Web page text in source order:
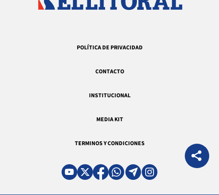
POLÍTICA DE PRIVACIDAD
CONTACTO
INSTITUCIONAL
MEDIA KIT
TERMINOS Y CONDICIONES